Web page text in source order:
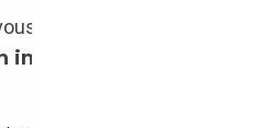
offrir le luxe de faire
intégrale